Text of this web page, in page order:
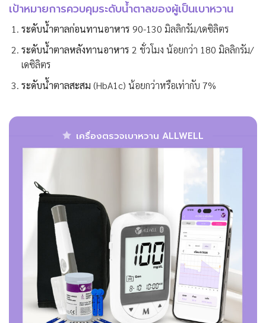
เป้าหมายการควบคุมระดับน้ำตาลของผู้เป็นเบาหวาน
ระดับน้ำตาลก่อนทานอาหาร 90-130 มิลลิกรัม/เดซิลิตร
ระดับน้ำตาลหลังทานอาหาร 2 ชั่วโมง น้อยกว่า 180 มิลลิกรัม/
เดซิลิตร
ระดับน้ำตาลสะสม (HbA1c) น้อยกว่าหรือเท่ากับ 7%
เครื่องตรวจเบาหวาน ALLWELL